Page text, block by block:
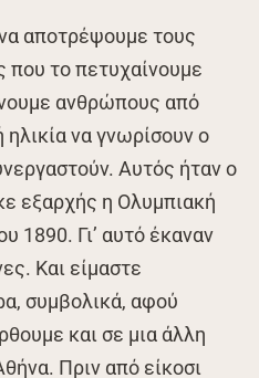
αποτρέψουμε τους
που το πετυχαίνουμε
ανθρώπους από
να γνωρίσουν ο
Αυτός ήταν ο
εξαρχής η Ολυμπιακή
1890. Γι’ αυτό έκαναν
Και είμαστε
συμβολικά, αφού
και σε μια άλλη
Πριν από είκοσι